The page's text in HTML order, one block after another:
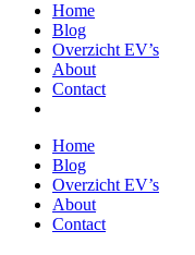
Home
Blog
Overzicht EV’s
About
Contact
Home
Blog
Overzicht EV’s
About
Contact